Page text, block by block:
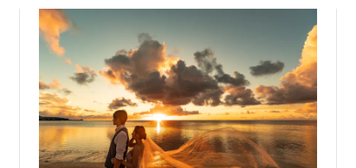
でも珍しい、自然が創り上げた希少な岩で、自然のチカラを
感じます。具志川城跡のすぐ近くには、20ｍは超える大迫力
の大きな岩壁がそびえ立っています。400年以上前からある
絶景の岩壁「ミーフガー」です。この島ならでは大自然で、ゆ
っくりとした時間の流れを楽しみながら撮影できます。